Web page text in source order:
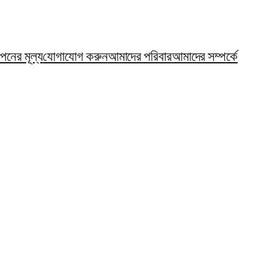
মূল্যযোগাযোগ করুনআমাদের পরিবারআমাদের সম্পর্কে